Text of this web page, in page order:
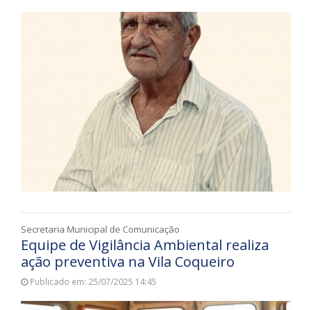
Secretaria Municipal de Comunicação
Equipe de Vigilância Ambiental realiza
ação preventiva na Vila Coqueiro
Publicado em: 25/07/2025 14:45